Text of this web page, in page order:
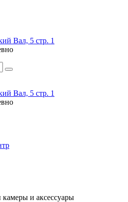
Вал, 5 стр. 1
Вал, 5 стр. 1
и аксессуары